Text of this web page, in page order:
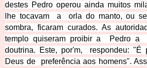
destes Pedro operou ainda muitos
lhe tocavam  a  orla do manto, ou
sombra, ficaram curados. As
templo quiseram proibir a  Pedro a
doutrina. Este, por'm,  respondeu: "É
Deus de  preferência aos homens".